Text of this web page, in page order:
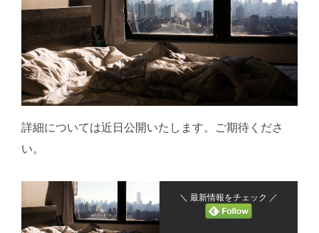
詳細については近日公開いたします。ご期待くださ
い。
＼ 最新情報をチェック ／